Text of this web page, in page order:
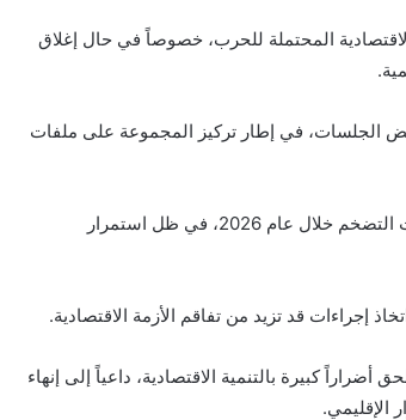
المحتملة للحرب، خصوصاً في حال إغلاق
الجلسات، في إطار تركيز المجموعة على ملفات
وتوقع صندوق النقد الدولي تباطؤ النمو العالمي وارتفاع معدلات التضخم خلال عام 2026، في ظل استمرار
إجراءات قد تزيد من تفاقم الأزمة الاقتصادية.
كبيرة بالتنمية الاقتصادية، داعياً إلى إنهاء
الإقليمي.